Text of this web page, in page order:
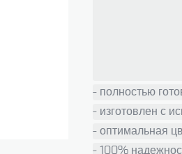
- полностью
- изготовлен с
- оптимальная
- 100%